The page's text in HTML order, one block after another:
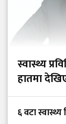
स्वास्थ्य
हातमा
६ वटा स्वास्थ्य